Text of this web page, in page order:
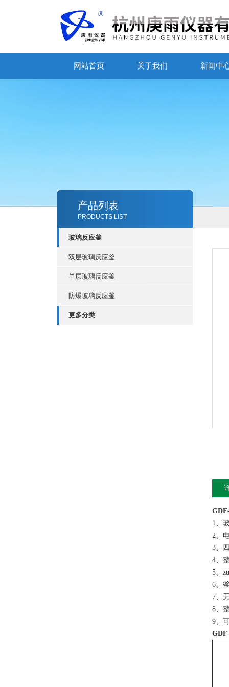
网站首页 关于我们 新闻中
产品列表
PRODUCTS LIST
玻璃反应釜
双层玻璃反应釜
单层玻璃反应釜
防爆玻璃反应釜
更多分类
1、
2、
3、
4、
5、
6、
7、
8、
9、